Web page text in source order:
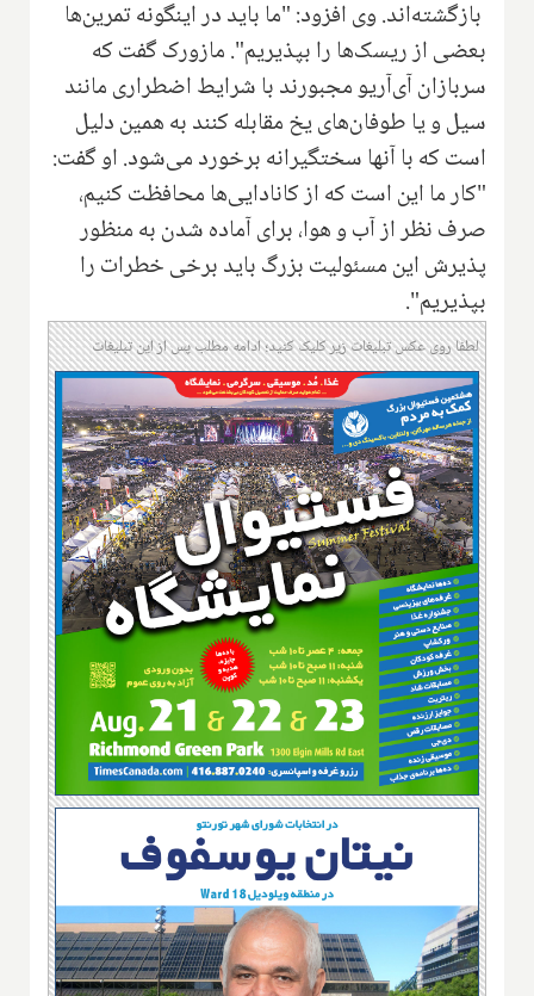
بازگشته‌اند. وی افزود: "ما باید در اینگونه تمرین‌ها
بعضی از ریسک‌ها را بپذیریم". مازورک گفت که
سربازان آی‌آر‌یو مجبورند با شرایط اضطراری مانند
سیل و یا طوفان‌های یخ مقابله کنند به همین دلیل
است که با آنها سختگیرانه برخورد می‌شود. او گفت:
"کار ما این است که از کانادایی‌ها محافظت کنیم،
صرف نظر از آب و هوا، برای آماده شدن‌ به منظور
پذیرش این مسئولیت بزرگ باید برخی خطرات را
بپذیریم."
لطفا روی عکس تبلیغات زیر کلیک کنید؛ ادامه مطلب پس از این تبلیغات